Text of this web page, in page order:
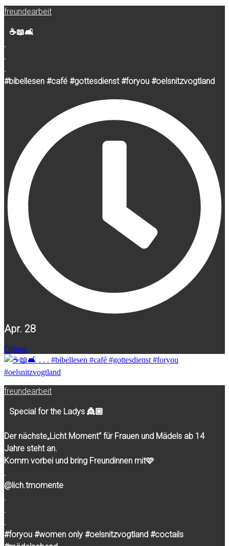
freundearbeit
☕️📖🛋️
.
.
.
#bibellesen #café #gottesdienst #foryou #oelsnitzvogtland
Apr. 28
Öffnen
freundearbeit
Special for the Ladys 👸🏼
Der nächste„Licht Moment“ für Frauen und Mädels ab 14
Jahre steht an.
Komm vorbei und bring Freundinnen mit🩷
.
@lich.tmomente
.
.
.
#foryou #women only #oelsnitzvogtland #coctails